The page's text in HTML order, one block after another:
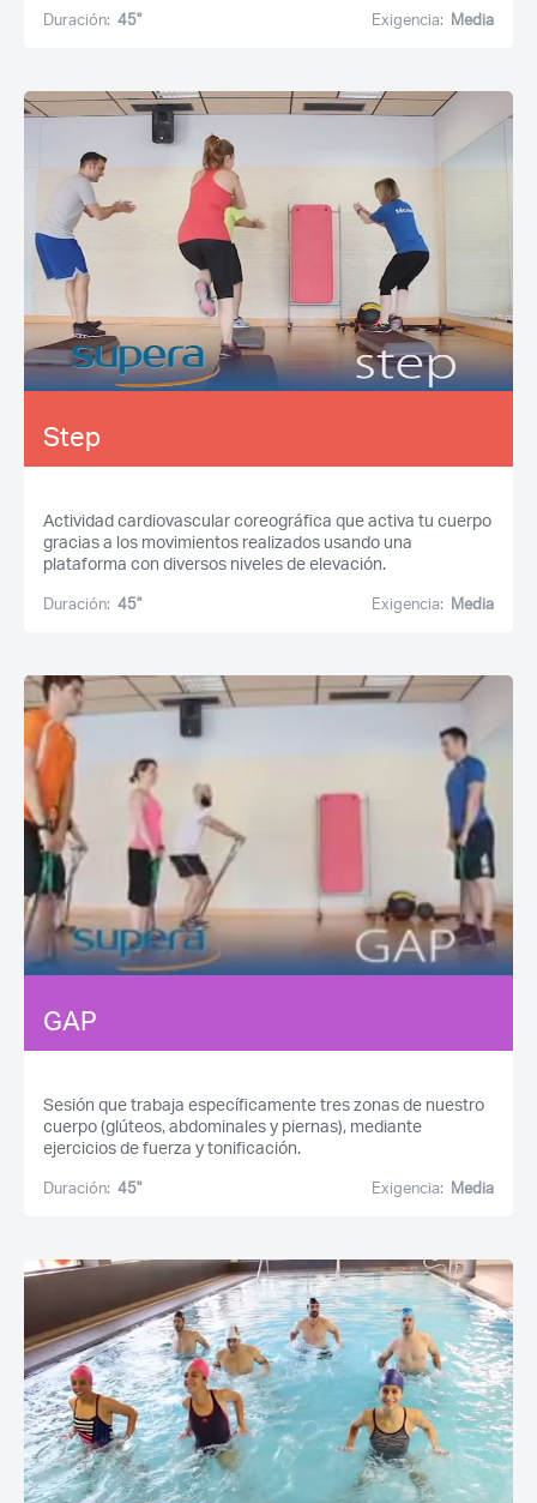
Acceso socios
Recuerda mis claves
Duración: 45'' Exigencia: Media
Step
Actividad cardiovascular coreográfica que activa tu cuerpo
gracias a los movimientos realizados usando una
plataforma con diversos niveles de elevación.
Duración: 45'' Exigencia: Media
GAP
Sesión que trabaja específicamente tres zonas de nuestro
cuerpo (glúteos, abdominales y piernas), mediante
ejercicios de fuerza y tonificación.
Duración: 45'' Exigencia: Media